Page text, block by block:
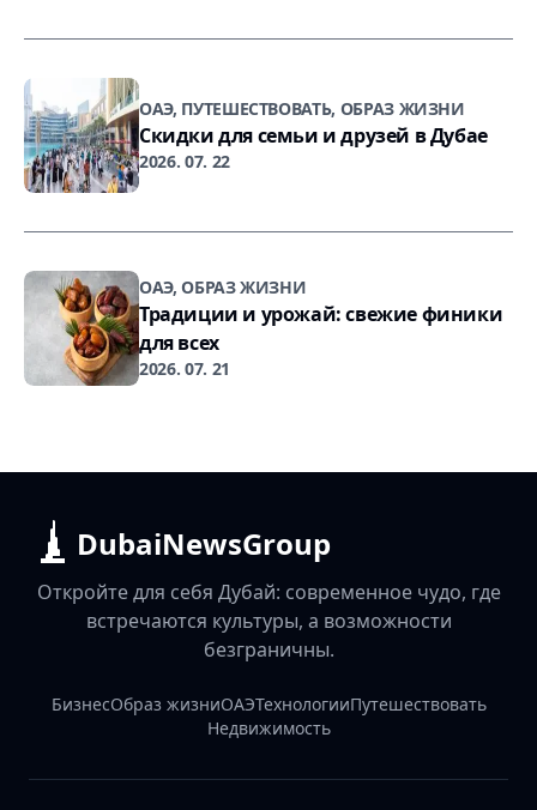
ОАЭ, ПУТЕШЕСТВОВАТЬ, ОБРАЗ ЖИЗНИ
Скидки для семьи и друзей в Дубае
2026. 07. 22
ОАЭ, ОБРАЗ ЖИЗНИ
Традиции и урожай: свежие финики
для всех
2026. 07. 21
DubaiNewsGroup
Откройте для себя Дубай: современное чудо, где
встречаются культуры, а возможности
безграничны.
БизнесОбраз жизниОАЭТехнологииПутешествовать
Недвижимость